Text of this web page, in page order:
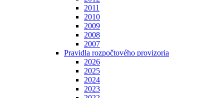
2011
2010
2009
2008
2007
Pravidla rozpočtového provizoria
2026
2025
2024
2023